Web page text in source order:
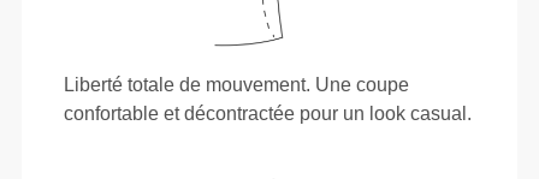
Liberté totale de mouvement. Une coupe
confortable et décontractée pour un look casual.